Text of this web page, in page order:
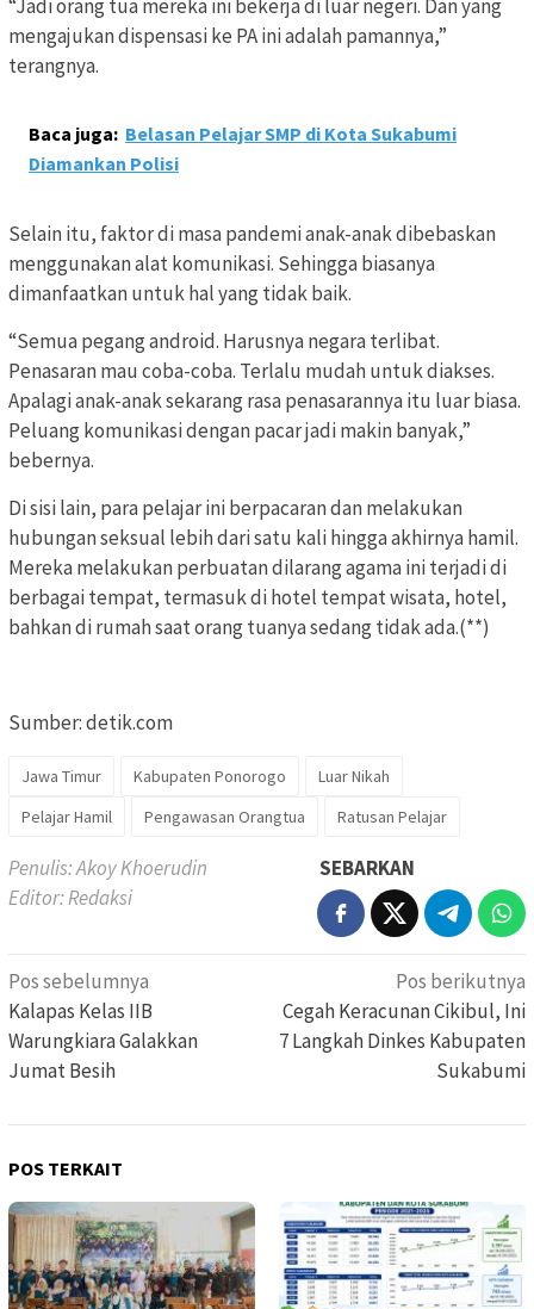
“Jadi orang tua mereka ini bekerja di luar negeri. Dan yang
mengajukan dispensasi ke PA ini adalah pamannya,”
terangnya.
Baca juga: Belasan Pelajar SMP di Kota Sukabumi
Diamankan Polisi
Selain itu, faktor di masa pandemi anak-anak dibebaskan
menggunakan alat komunikasi. Sehingga biasanya
dimanfaatkan untuk hal yang tidak baik.
“Semua pegang android. Harusnya negara terlibat.
Penasaran mau coba-coba. Terlalu mudah untuk diakses.
Apalagi anak-anak sekarang rasa penasarannya itu luar biasa.
Peluang komunikasi dengan pacar jadi makin banyak,”
bebernya.
Di sisi lain, para pelajar ini berpacaran dan melakukan
hubungan seksual lebih dari satu kali hingga akhirnya hamil.
Mereka melakukan perbuatan dilarang agama ini terjadi di
berbagai tempat, termasuk di hotel tempat wisata, hotel,
bahkan di rumah saat orang tuanya sedang tidak ada.(**)
Sumber: detik.com
Jawa Timur Kabupaten Ponorogo
Luar Nikah
Pelajar Hamil
Pengawasan Orangtua Ratusan Pelajar
Penulis: Akoy Khoerudin
Editor: Redaksi
SEBARKAN
Navigasi
pos
Pos sebelumnya
Kalapas Kelas IIB
Warungkiara Galakkan
Jumat Besih
Pos berikutnya
Cegah Keracunan Cikibul, Ini
7 Langkah Dinkes Kabupaten
Sukabumi
POS TERKAIT